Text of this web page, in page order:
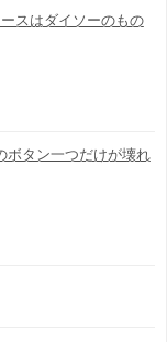
スはダイソーのもの
ボタン一つだけが壊れ